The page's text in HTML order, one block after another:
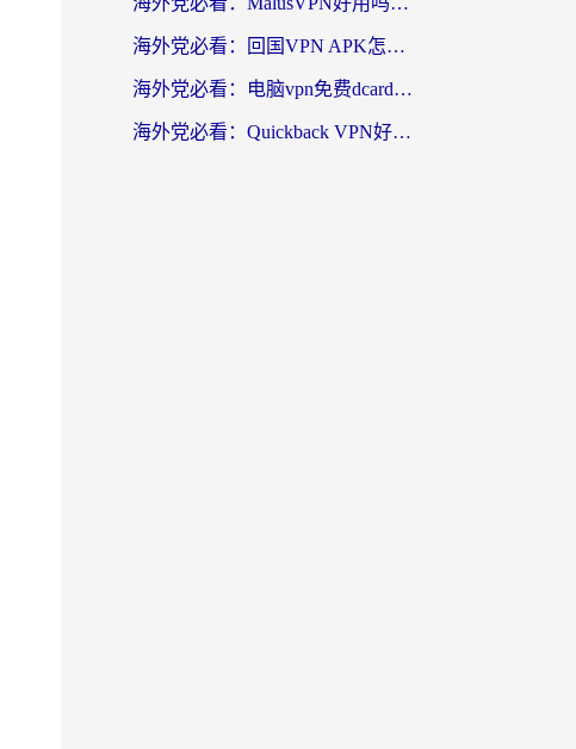
海外党必看：回国VPN APK怎么选？3步教你无缝刷国内剧玩国服
海外党必看：电脑vpn免费dcard真的靠谱吗？教你选对回国加速器无缝访问国内资源
海外党必看：Quickback VPN好用吗？和小黑牛VPN对比哪个回国效果更好？附真实体验+避坑指南